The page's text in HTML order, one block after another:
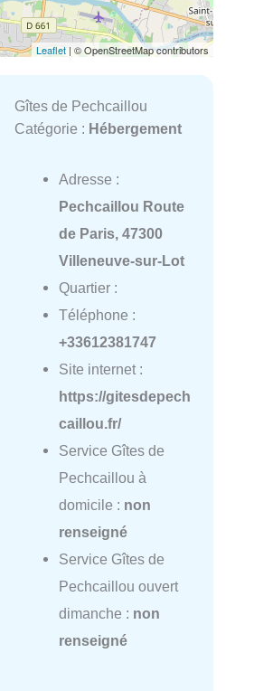
Leaflet | © OpenStreetMap contributors
Gîtes de Pechcaillou
Catégorie : Hébergement
Adresse :
Pechcaillou Route
de Paris, 47300
Villeneuve-sur-Lot
Quartier :
Téléphone :
+33612381747
Site internet :
https://gitesdepech
caillou.fr/
Service Gîtes de
Pechcaillou à
domicile : non
renseigné
Service Gîtes de
Pechcaillou ouvert
dimanche : non
renseigné